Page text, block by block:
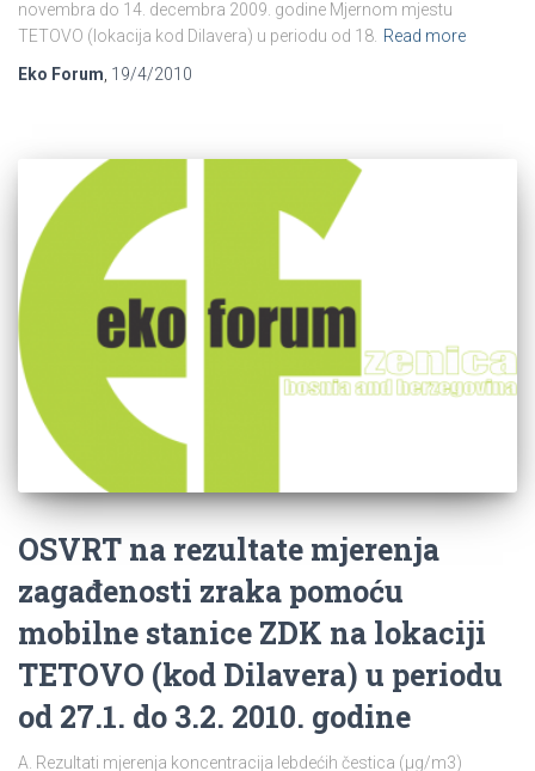
novembra do 14. decembra 2009. godine Mjernom mjestu
TETOVO (lokacija kod Dilavera) u periodu od 18. Read more
Eko Forum 19/4/2010
OSVRT na rezultate mjerenja
zagađenosti zraka pomoću
mobilne stanice ZDK na lokaciji
TETOVO (kod Dilavera) u periodu
od 27.1. do 3.2. 2010. godine
A. Rezultati mjerenja koncentracija lebdećih čestica (µg/m3)